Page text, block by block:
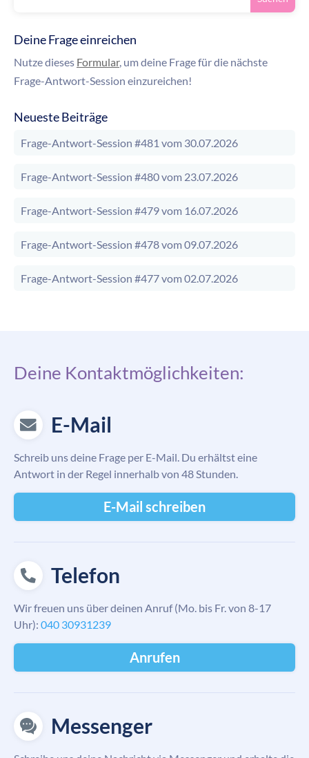
Deine Frage einreichen
Nutze dieses Formular, um deine Frage für die nächste
Frage-Antwort-Session einzureichen!
Neueste Beiträge
Frage-Antwort-Session #481 vom 30.07.2026
Frage-Antwort-Session #480 vom 23.07.2026
Frage-Antwort-Session #479 vom 16.07.2026
Frage-Antwort-Session #478 vom 09.07.2026
Frage-Antwort-Session #477 vom 02.07.2026
Deine Kontaktmöglichkeiten:
E-Mail
Schreib uns deine Frage per E-Mail. Du erhältst eine
Antwort in der Regel innerhalb von 48 Stunden.
E-Mail schreiben
Telefon
Wir freuen uns über deinen Anruf (Mo. bis Fr. von 8-17
Uhr): 040 30931239
Anrufen
Messenger